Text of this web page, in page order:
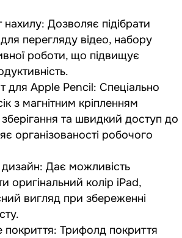
Дозволяє підібрати
перегляду відео, набору
роботи, що підвищує
для Apple Pencil: Спеціально
з магнітним кріпленням
зберігання та швидкий доступ до
організованості робочого
Дає можливість
оригінальний колір iPad,
вигляд при збереженні
покриття: Трифолд покриття